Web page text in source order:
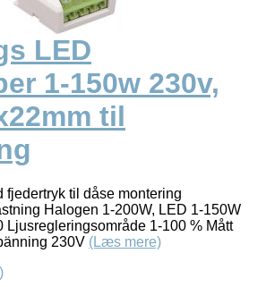
LED
1-150w 230v,
til
til dåse montering
Halogen 1-200W, LED 1-150W
Ljusregleringsområde 1-100 % Mått
230V (Læs mere)